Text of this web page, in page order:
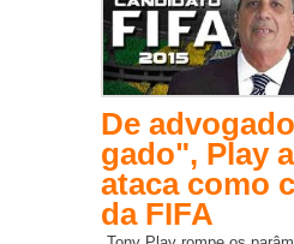
De
gado", Play
ataca como
da FIFA